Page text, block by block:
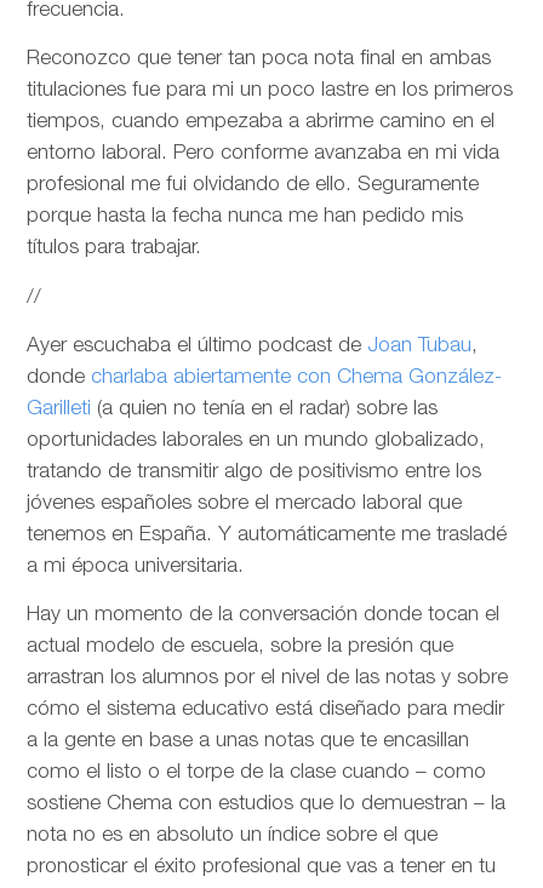
frecuencia.
Reconozco que tener tan poca nota final en ambas
titulaciones fue para mi un poco lastre en los primeros
tiempos, cuando empezaba a abrirme camino en el
entorno laboral. Pero conforme avanzaba en mi vida
profesional me fui olvidando de ello. Seguramente
porque hasta la fecha nunca me han pedido mis
títulos para trabajar.
//
Ayer escuchaba el último podcast de Joan Tubau,
donde charlaba abiertamente con Chema González-
Garilleti (a quien no tenía en el radar) sobre las
oportunidades laborales en un mundo globalizado,
tratando de transmitir algo de positivismo entre los
jóvenes españoles sobre el mercado laboral que
tenemos en España. Y automáticamente me trasladé
a mi época universitaria.
Hay un momento de la conversación donde tocan el
actual modelo de escuela, sobre la presión que
arrastran los alumnos por el nivel de las notas y sobre
cómo el sistema educativo está diseñado para medir
a la gente en base a unas notas que te encasillan
como el listo o el torpe de la clase cuando – como
sostiene Chema con estudios que lo demuestran – la
nota no es en absoluto un índice sobre el que
pronosticar el éxito profesional que vas a tener en tu